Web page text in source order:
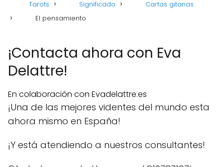
Tarots Significado
Cartas gitanas
El pensamiento
¡Contacta ahora con Eva
Delattre!
En colaboración con Evadelattre.es
¡Una de las mejores videntes del mundo esta
ahora mismo en España!
¡Y está atendiendo a nuestros consultantes!